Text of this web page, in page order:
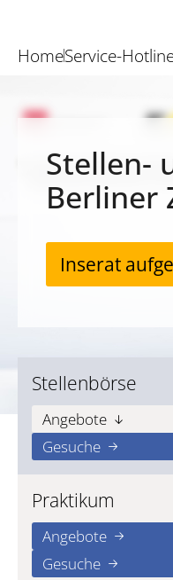
HomeService-
Stellen-
Berliner
Inserat
Stellenbörse
Angebote
Gesuche
Praktikum
Angebote
Gesuche